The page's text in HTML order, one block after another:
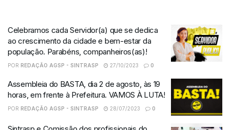
Celebramos cada Servidor(a) que se dedica
ao crescimento da cidade e bem-estar da
população. Parabéns, companheiros(as)!
POR REDAÇÃO AGSP - SINTRASP 27/10/2023 0
Assembleia do BASTA, dia 2 de agosto, às 19
horas, em frente à Prefeitura. VAMOS À LUTA!
POR REDAÇÃO AGSP - SINTRASP 28/07/2023 0